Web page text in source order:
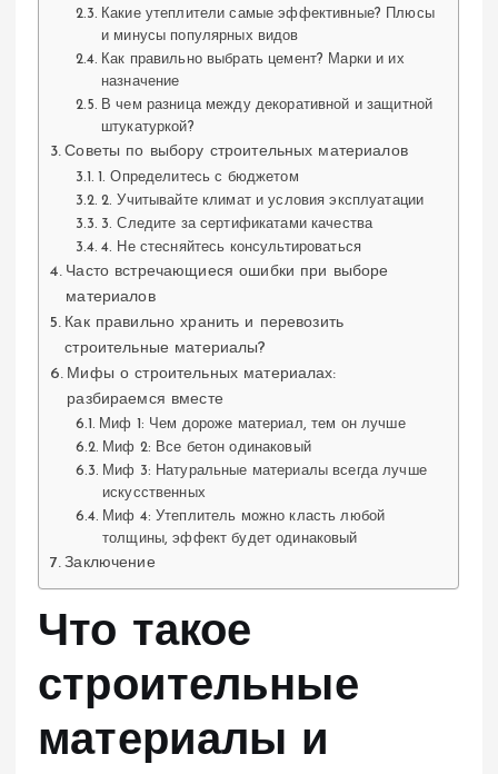
Какие утеплители самые эффективные? Плюсы
и минусы популярных видов
Как правильно выбрать цемент? Марки и их
назначение
В чем разница между декоративной и защитной
штукатуркой?
Советы по выбору строительных материалов
1. Определитесь с бюджетом
2. Учитывайте климат и условия эксплуатации
3. Следите за сертификатами качества
4. Не стесняйтесь консультироваться
Часто встречающиеся ошибки при выборе
материалов
Как правильно хранить и перевозить
строительные материалы?
Мифы о строительных материалах:
разбираемся вместе
Миф 1: Чем дороже материал, тем он лучше
Миф 2: Все бетон одинаковый
Миф 3: Натуральные материалы всегда лучше
искусственных
Миф 4: Утеплитель можно класть любой
толщины, эффект будет одинаковый
Заключение
Что такое
строительные
материалы и